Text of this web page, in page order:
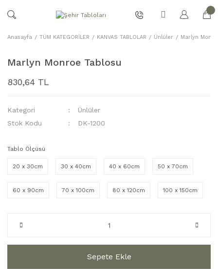
Anasayfa TÜM KATEGORİLER KANVAS TABLOLAR Ünlüler Marlyn
Marlyn Monroe Tablosu
830,64 TL
Kategori
Ünlüler
Stok Kodu
DK-1200
Tablo Ölçüsü
20 x 30cm 30 x 40cm 40 x 60cm 50 x 70cm
60 x 90cm 70 x 100cm 80 x 120cm 100 x 150cm
Sepete Ekle